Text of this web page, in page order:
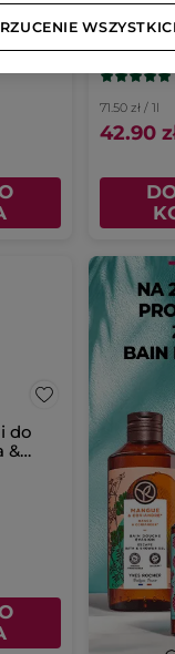
Żel pod
kąpieli
Koper
600 ml
71.50 zł / 1l
42.90
do
&
ml